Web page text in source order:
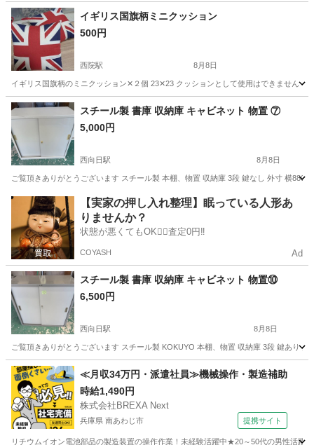
京都 長岡京市 西向日駅 収納家具
イギリス国旗柄ミニクッション
500円
西院駅 8月8日
イギリス国旗柄のミニクッション✕２個 23✕23 クッションとして使用はできません
京都 京都市 西院駅 ファブリック、カバー
スチール製 書庫 収納庫 キャビネット 物置 ⑦
5,000円
西向日駅 8月8日
ご覧頂きありがとうございます スチール製 本棚、物置 収納庫 3段 鍵なし 外寸 横880
京都 長岡京市 西向日駅 収納家具 書庫
【実家の押し入れ整理】眠っている人形あ
りませんか？
状態が悪くてもOK🙆‍♀️査定0円‼️
COYASH Ad
スチール製 書庫 収納庫 キャビネット 物置⑩
6,500円
西向日駅 8月8日
ご覧頂きありがとうございます スチール製 KOKUYO 本棚、物置 収納庫 3段 鍵あり
京都 長岡京市 西向日駅 収納家具 書庫
≪月収34万円・派遣社員≫機械操作・製造補助
時給1,490円
株式会社BREXA Next
兵庫県 南あわじ市 提携サイト
リチウムイオン電池部品の製造装置の操作作業！未経験活躍中★20～50代の男性活